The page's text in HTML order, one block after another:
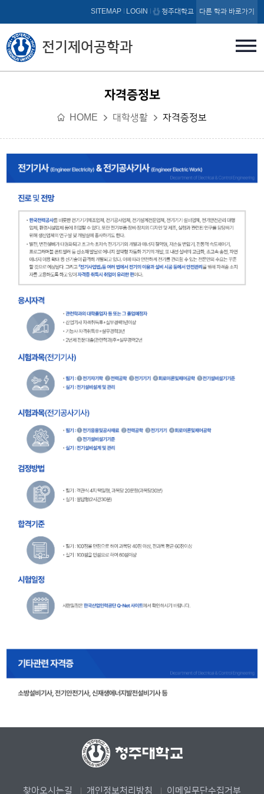
본문 바로가기
전기제어공학과
SITEMAP LOGIN 청주대학교 다른 학과 바로가기
자격증정보
HOME 대학생활 자격증정보
찾아오시는길 개인정보처리방침 이메일무단수집거부